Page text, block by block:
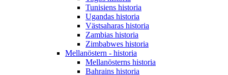
Tunisiens historia
Ugandas historia
Västsaharas historia
Zambias historia
Zimbabwes historia
Mellanöstern - historia
Mellanösterns historia
Bahrains historia